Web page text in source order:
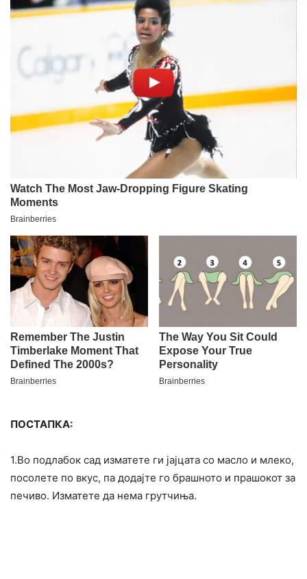
ПОСТАПКА:
1.Во подлабок сад изматете ги јајцата со масло и млеко,
посолете по вкус, па додајте го брашното и прашокот за
печиво. Изматете да нема грутчиња.